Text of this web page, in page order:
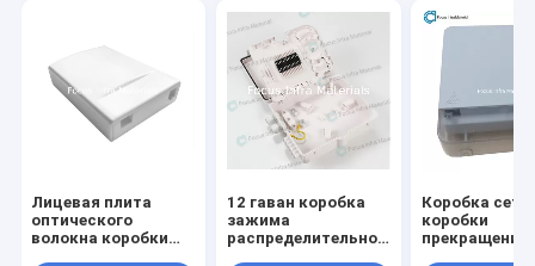
Лицевая плита
оптического
волокна коробки
12 гаван коробка
зажима
распределительного
Коробка сети
коробки
прекращения